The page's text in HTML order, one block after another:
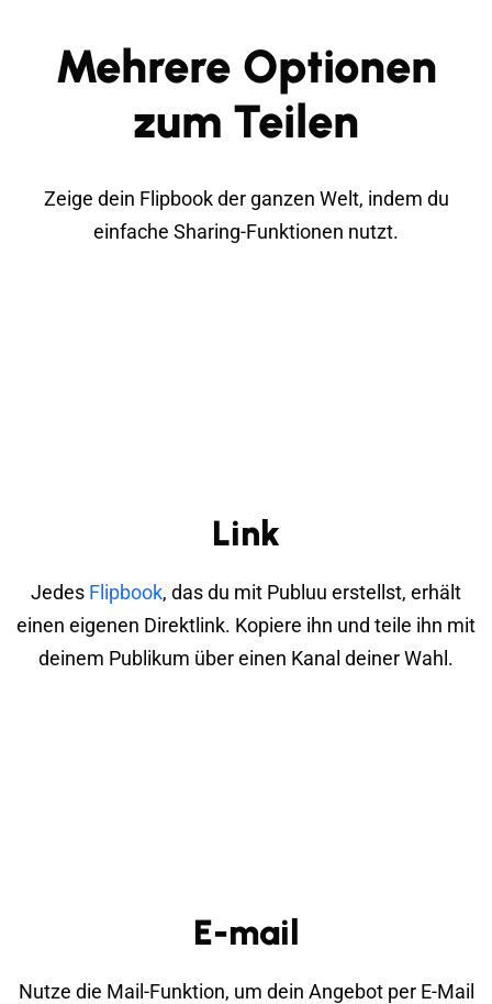
Mehrere Optionen
zum Teilen
Zeige dein Flipbook der ganzen Welt, indem du
einfache Sharing-Funktionen nutzt.
Link
Jedes Flipbook, das du mit Publuu erstellst, erhält
einen eigenen Direktlink. Kopiere ihn und teile ihn mit
deinem Publikum über einen Kanal deiner Wahl.
E-mail
Nutze die Mail-Funktion, um dein Angebot per E-Mail